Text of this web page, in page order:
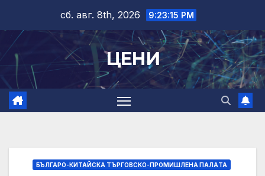
content
сб. авг. 8th, 2026 9:23:16 PM
ЦЕНИ
БЪЛГАРО-КИТАЙСКА ТЪРГОВСКО-ПРОМИШЛЕНА ПАЛAТА